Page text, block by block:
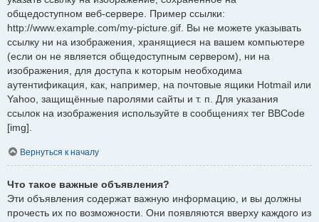
общедоступном веб-сервере. Пример ссылки:
http://www.example.com/my-picture.gif. Вы не можете указывать
ссылку ни на изображения, хранящиеся на вашем компьютере
(если он не является общедоступным сервером), ни на
изображения, для доступа к которым необходима
аутентификация, как, например, на почтовые ящики Hotmail или
Yahoo, защищённые паролями сайты и т. п. Для указания
ссылок на изображения используйте в сообщениях тег BBCode
[img].
Вернуться к началу
Что такое важные объявления?
Эти объявления содержат важную информацию, и вы должны
прочесть их по возможности. Они появляются вверху каждого из